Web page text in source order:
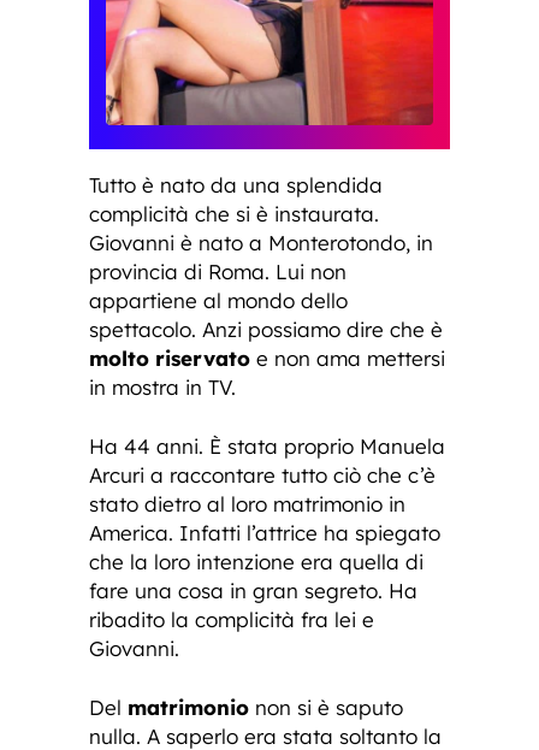
Tutto è nato da una splendida
complicità che si è instaurata.
Giovanni è nato a Monterotondo, in
provincia di Roma. Lui non
appartiene al mondo dello
spettacolo. Anzi possiamo dire che è
molto riservato e non ama mettersi
in mostra in TV.
Ha 44 anni. È stata proprio Manuela
Arcuri a raccontare tutto ciò che c’è
stato dietro al loro matrimonio in
America. Infatti l’attrice ha spiegato
che la loro intenzione era quella di
fare una cosa in gran segreto. Ha
ribadito la complicità fra lei e
Giovanni.
Del matrimonio non si è saputo
nulla. A saperlo era stata soltanto la